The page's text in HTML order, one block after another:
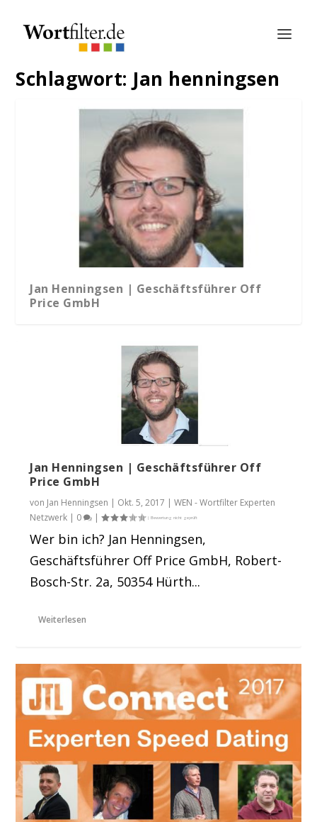
Schlagwort: Jan henningsen
Jan Henningsen | Geschäftsführer Off
Price GmbH
#JTLC17 – Speeddating mit der
Frankfurter Gruppe, ...
Jan Henningsen | Geschäftsführer Off
Price GmbH
von Jan Henningsen | Okt. 5, 2017 |WEN - Wortfilter Experten
Netzwerk | 0 |
Wer bin ich? Jan Henningsen,
Geschäftsführer Off Price GmbH, Robert-
Bosch-Str. 2a, 50354 Hürth...
Weiterlesen